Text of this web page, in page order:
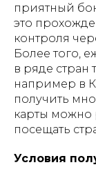
приятный
это
контроля
Более того,
в ряде стран
например в
получить
карты можно
посещать
Условия